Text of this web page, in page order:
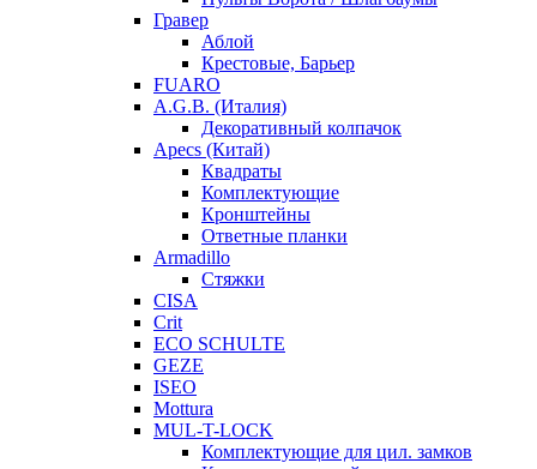
Гравер
Аблой
Крестовые, Барьер
FUARO
A.G.B. (Италия)
Декоративный колпачок
Apecs (Китай)
Квадраты
Комплектующие
Кронштейны
Ответные планки
Armadillo
Стяжки
CISA
Crit
ECO SCHULTE
GEZE
ISEO
Mottura
MUL-T-LOCK
Комплектующие для цил. замков